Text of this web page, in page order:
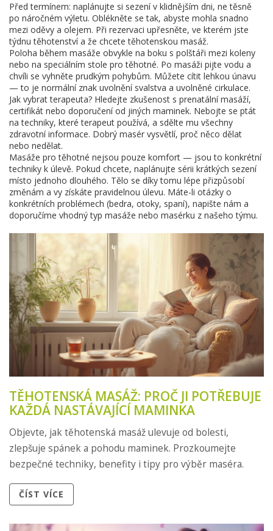
Před termínem: naplánujte si sezení v klidnějším dni, ne těsně
po náročném výletu. Oblékněte se tak, abyste mohla snadno
mezi oděvy a olejem. Při rezervaci upřesněte, ve kterém jste
týdnu těhotenství a že chcete těhotenskou masáž.
Poloha během masáže obvykle na boku s polštáři mezi koleny
nebo na speciálním stole pro těhotné. Po masáži pijte vodu a
chvíli se vyhněte prudkým pohybům. Můžete cítit lehkou únavu
— to je normální znak uvolnění svalstva a uvolněné cirkulace.
Jak vybrat terapeuta? Hledejte zkušenost s prenatální masáží,
certifikát nebo doporučení od jiných maminek. Nebojte se ptát
na techniky, které terapeut používá, a sdělte mu všechny
zdravotní informace. Dobrý masér vysvětlí, proč něco dělat
nebo nedělat.
Masáže pro těhotné nejsou pouze komfort — jsou to konkrétní
techniky k úlevě. Pokud chcete, naplánujte sérii krátkých sezení
místo jednoho dlouhého. Tělo se díky tomu lépe přizpůsobí
změnám a vy získáte pravidelnou úlevu. Máte-li otázky o
konkrétních problémech (bedra, otoky, spaní), napište nám a
doporučíme vhodný typ masáže nebo masérku z našeho týmu.
TĚHOTENSKÁ MASÁŽ: PROČ JI POTŘEBUJE
KAŽDÁ NASTÁVAJÍCÍ MAMINKA
Objevte, jak těhotenská masáž ulevuje od bolesti,
zlepšuje spánek a pohodu maminek. Prozkoumejte
bezpečné techniky, benefity i tipy pro výběr maséra.
ČÍST VÍCE